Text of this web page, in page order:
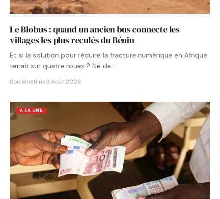
Le Blobus : quand un ancien bus connecte les
villages les plus reculés du Bénin
Et si la solution pour réduire la fracture numérique en Afrique
tenait sur quatre roues ? Né de…
Socialnetlink·3 Août 2026
A LA UNE